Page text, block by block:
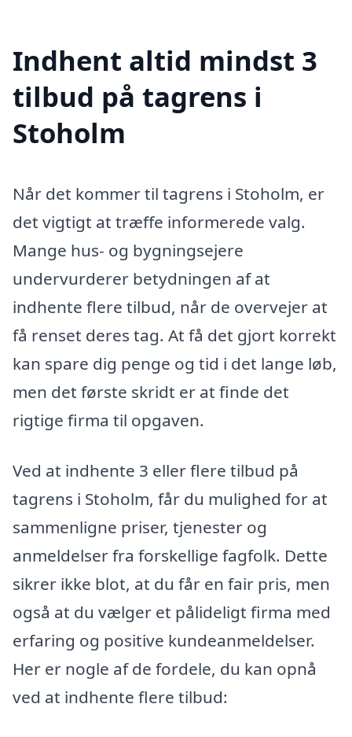
Indhent altid mindst 3
tilbud på tagrens i
Stoholm
Når det kommer til tagrens i Stoholm, er
det vigtigt at træffe informerede valg.
Mange hus- og bygningsejere
undervurderer betydningen af at
indhente flere tilbud, når de overvejer at
få renset deres tag. At få det gjort korrekt
kan spare dig penge og tid i det lange løb,
men det første skridt er at finde det
rigtige firma til opgaven.
Ved at indhente 3 eller flere tilbud på
tagrens i Stoholm, får du mulighed for at
sammenligne priser, tjenester og
anmeldelser fra forskellige fagfolk. Dette
sikrer ikke blot, at du får en fair pris, men
også at du vælger et pålideligt firma med
erfaring og positive kundeanmeldelser.
Her er nogle af de fordele, du kan opnå
ved at indhente flere tilbud: